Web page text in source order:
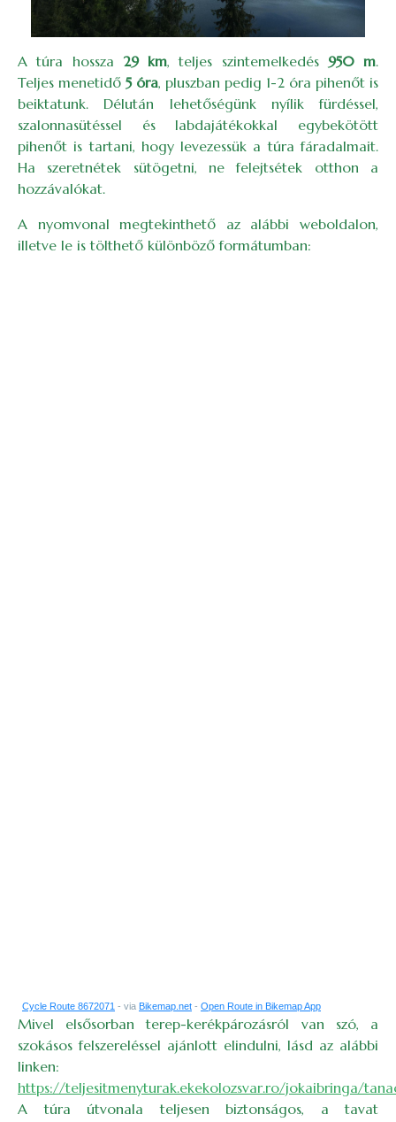
A túra hossza 29 km, teljes szintemelkedés 950 m.
Teljes menetidő 5 óra, pluszban pedig 1-2 óra pihenőt is
beiktatunk. Délután lehetőségünk nyílik fürdéssel,
szalonnasütéssel és labdajátékokkal egybekötött
pihenőt is tartani, hogy levezessük a túra fáradalmait.
Ha szeretnétek sütögetni, ne felejtsétek otthon a
hozzávalókat.
A nyomvonal megtekinthető az alábbi weboldalon,
illetve le is tölthető különböző formátumban:
Cycle Route 8672071 - via Bikemap.net - Open Route in Bikemap App
Mivel elsősorban terep-kerékpározásról van szó, a
szokásos felszereléssel ajánlott elindulni, lásd az alábbi
linken:
https://teljesitmenyturak.ekekolozsvar.ro/jokaibringa/
A túra útvonala teljesen biztonságos, a tavat